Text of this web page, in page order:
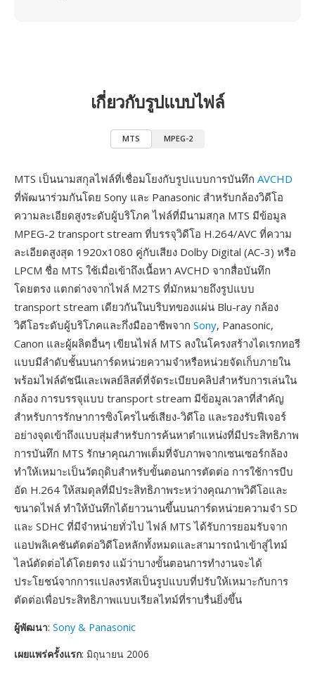
เกี่ยวกับรูปแบบไฟล์
MTS MPEG-2
MTS เป็นนามสกุลไฟล์ที่เชื่อมโยงกับรูปแบบการบันทึก AVCHD
ที่พัฒนาร่วมกันโดย Sony และ Panasonic สำหรับกล้องวิดีโอ
ความละเอียดสูงระดับผู้บริโภค ไฟล์ที่มีนามสกุล MTS มีข้อมูล
MPEG-2 transport stream ที่บรรจุวิดีโอ H.264/AVC ที่ความ
ละเอียดสูงสุด 1920x1080 คู่กับเสียง Dolby Digital (AC-3) หรือ
LPCM ชื่อ MTS ใช้เมื่อเข้าถึงเนื้อหา AVCHD จากสื่อบันทึก
โดยตรง แตกต่างจากไฟล์ M2TS ที่มักหมายถึงรูปแบบ
transport stream เดียวกันในบริบทของแผ่น Blu-ray กล้อง
วิดีโอระดับผู้บริโภคและกึ่งมืออาชีพจาก Sony, Panasonic,
Canon และผู้ผลิตอื่นๆ เขียนไฟล์ MTS ลงในโครงสร้างไดเรกทอรี
แบบมีลำดับชั้นบนการ์ดหน่วยความจำหรือหน่วยจัดเก็บภายใน
พร้อมไฟล์ดัชนีและเพลย์ลิสต์ที่จัดระเบียบคลิปสำหรับการเล่นใน
กล้อง การบรรจุแบบ transport stream มีข้อมูลเวลาที่สำคัญ
สำหรับการรักษาการซิงโครไนซ์เสียง-วิดีโอ และรองรับฟีเจอร์
อย่างจุดเข้าถึงแบบสุ่มสำหรับการค้นหาตำแหน่งที่มีประสิทธิภาพ
การบันทึก MTS รักษาคุณภาพเต็มที่จับภาพจากเซนเซอร์กล้อง
ทำให้เหมาะเป็นวัตถุดิบสำหรับขั้นตอนการตัดต่อ การใช้การบีบ
อัด H.264 ให้สมดุลที่มีประสิทธิภาพระหว่างคุณภาพวิดีโอและ
ขนาดไฟล์ ทำให้บันทึกได้ยาวนานขึ้นบนการ์ดหน่วยความจำ SD
และ SDHC ที่มีจำหน่ายทั่วไป ไฟล์ MTS ได้รับการยอมรับจาก
แอปพลิเคชันตัดต่อวิดีโอหลักทั้งหมดและสามารถนำเข้าสู่ไทม์
ไลน์ตัดต่อได้โดยตรง แม้ว่าบางขั้นตอนการทำงานจะได้
ประโยชน์จากการแปลงรหัสเป็นรูปแบบที่ปรับให้เหมาะกับการ
ตัดต่อเพื่อประสิทธิภาพแบบเรียลไทม์ที่ราบรื่นยิ่งขึ้น
ผู้พัฒนา: Sony & Panasonic
เผยแพร่ครั้งแรก: มิถุนายน 2006